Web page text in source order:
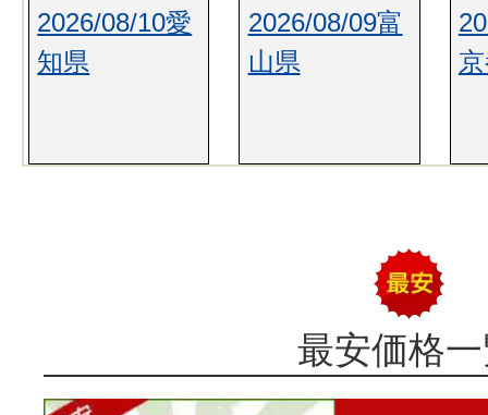
2026/08/10愛
知県
2026/08/09富
山県
最安価格